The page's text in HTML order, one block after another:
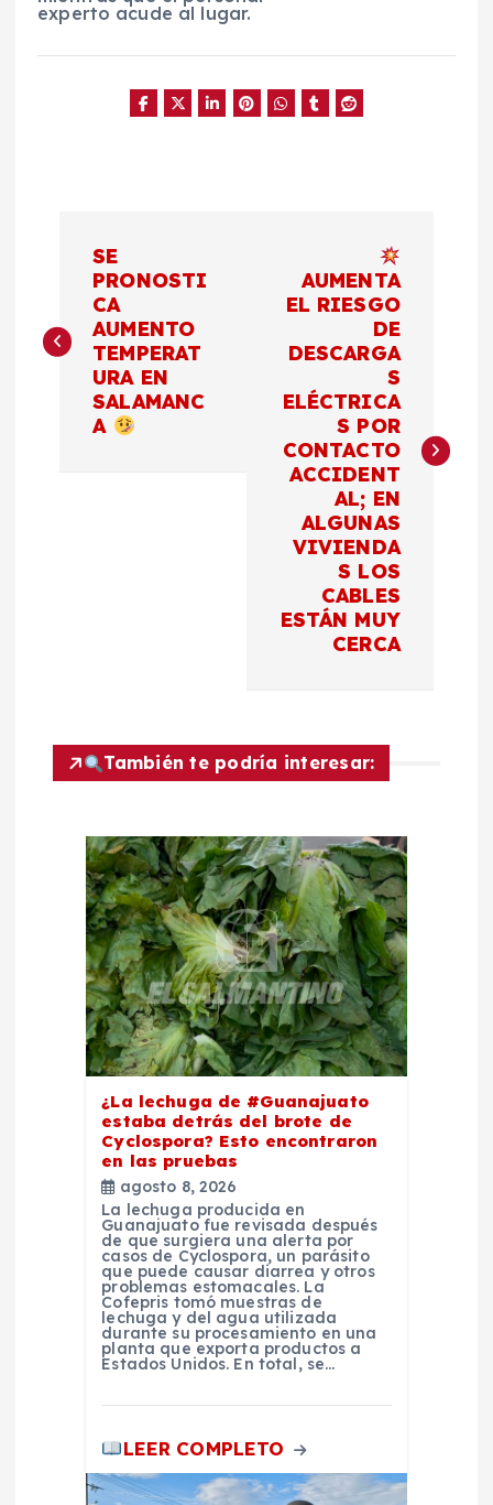
experto acude al lugar.
v
d
SE
PRONOSTI
CA
AUMENTO
TEMPERAT
URA EN
SALAMANC
A
AUMENTA
EL RIESGO
DE
DESCARGA
S
ELÉCTRICA
S POR
CONTACTO
ACCIDENT
AL; EN
ALGUNAS
VIVIENDA
S LOS
CABLES
ESTÁN MUY
CERCA
También te podría interesar:
¿La lechuga de #Guanajuato
estaba detrás del brote de
Cyclospora? Esto encontraron
en las pruebas
agosto 8, 2026
La lechuga producida en
Guanajuato fue revisada después
de que surgiera una alerta por
casos de Cyclospora, un parásito
que puede causar diarrea y otros
problemas estomacales. La
Cofepris tomó muestras de
lechuga y del agua utilizada
durante su procesamiento en una
planta que exporta productos a
Estados Unidos. En total, se…
LEER COMPLETO